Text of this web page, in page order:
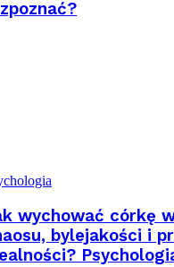
wychować córkę
bylejakości i